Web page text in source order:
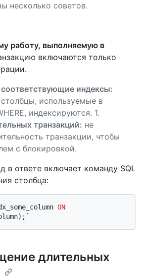
несколько советов.
работу, выполняемую в
включаются только
индексы:
используемые в
индексируются. 1.
транзакций: не
транзакции, чтобы
с блокировкой.
в ответе включает команду SQL
столбца:
ON
длительных